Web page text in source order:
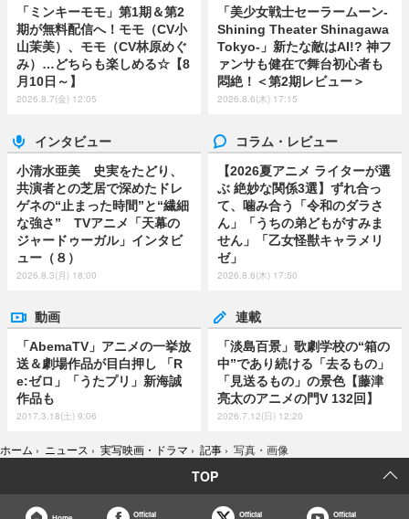
「ミンキーモモ」第1期＆第2
期が無料配信へ！モモ（CV小
山茉美）、モモ（CV林原めぐ
み）…どちらも楽しめる☆【8
月10日～】
2026.8.7(金) 12:05
「美少女戦士セーラームーン-
Shining Theater Shinagawa
Tokyo-」新たな敵はAI!? 神フ
ァンサも健在で舞台初心者も
悶絶！＜第2期レビュー＞
2026.8.6(木) 17:15
インタビュー
小清水亜美 史実をたどり、
共演者との芝居で深めたドレ
ゲネの“止まった時間”と“繊細
な強さ” TVアニメ「天幕の
ジャードゥーガル」インタビ
ュー（８）
2026.8.3(月) 18:00
コラム・レビュー
【2026夏アニメ ライターが選
ぶ 絶妙な関係3選】ずれ合っ
て、噛み合う「令和のダラさ
ん」「うちの弟どもがすみま
せん」「乙女怪獣キャラメリ
ゼ」
2026.8.6(木) 17:50
動画
「AbemaTV」アニメの一挙放
送＆劇場作品が目白押し 「R
e:ゼロ」「うたプリ」新海誠
作品も
2017.3.18(土) 9:06
連載
「淡島百景」歌劇学校の“箱の
中”であり続ける「去るもの」
「見送るもの」の景色【藤津
亮太のアニメの門V 132回】
2026.7.12(日) 12:20
ホーム › ニュース › 実写映画・ドラマ › 記事 › 写真・画像
TOP
Official
Official
Official